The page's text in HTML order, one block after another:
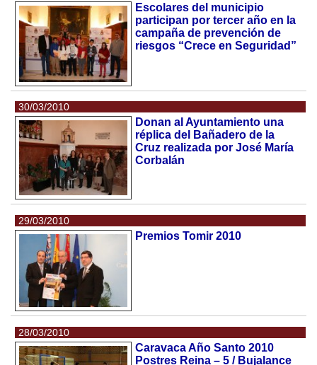
Escolares del municipio
participan por tercer año en la
campaña de prevención de
riesgos “Crece en Seguridad”
30/03/2010
Donan al Ayuntamiento una
réplica del Bañadero de la
Cruz realizada por José María
Corbalán
29/03/2010
Premios Tomir 2010
28/03/2010
Caravaca Año Santo 2010
Postres Reina – 5 / Bujalance